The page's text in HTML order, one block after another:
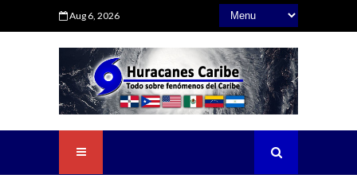
Aug 6, 2026